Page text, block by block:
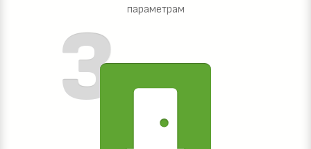
параметрам